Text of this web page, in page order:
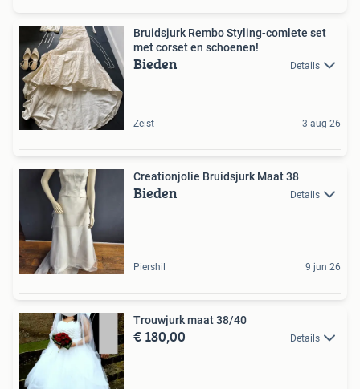
Bruidsjurk Rembo Styling-comlete set
met corset en schoenen!
Bieden Details
Zeist 3 aug 26
Creationjolie Bruidsjurk Maat 38
Bieden Details
Piershil 9 jun 26
Trouwjurk maat 38/40
€ 180,00 Details